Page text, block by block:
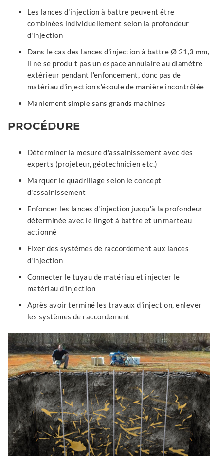
Les lances d'injection à battre peuvent être
combinées individuellement selon la profondeur
d'injection
Dans le cas des lances d'injection à battre Ø 21,3 mm,
il ne se produit pas un espace annulaire au diamètre
extérieur pendant l'enfoncement, donc pas de
matériau d'injection s'écoule de manière incontrôlée
Maniement simple sans grands machines
PROCÉDURE
Déterminer la mesure d'assainissement avec des
experts (projeteur, géotechnicien etc.)
Marquer le quadrillage selon le concept
d'assainissement
Enfoncer les lances d'injection jusqu'à la profondeur
déterminée avec le lingot à battre et un marteau
actionné
Fixer des systèmes de raccordement aux lances
d'injection
Connecter le tuyau de matériau et injecter le
matériau d'injection
Après avoir terminé les travaux d'injection, enlever
les systèmes de raccordement